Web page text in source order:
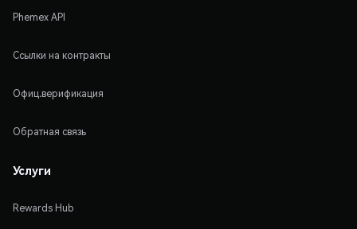
Phemex API
Ссылки на контракты
Офиц.верификация
Обратная связь
Услуги
Rewards Hub